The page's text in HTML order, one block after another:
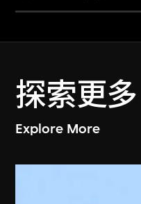
探索更多
Explore More